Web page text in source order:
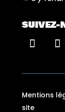
SUIVEZ-
Mentions
site